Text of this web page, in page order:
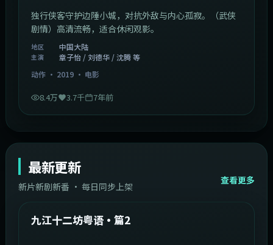
独行侠客守护边陲小城，对抗外敌与内心孤寂。（武侠
剧情）高清流畅，适合休闲观影。
地区 中国大陆
主演
章子怡 / 刘德华 / 沈腾 等
动作· 2019· 电影
8.4万 3.7千 7年前
最新更新
新片新剧新番 · 每日同步上架
查看更多
最新
中国大陆 1:20:26
九江十二坊粤语·篇2